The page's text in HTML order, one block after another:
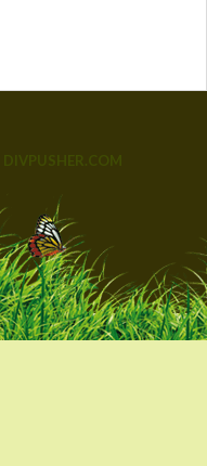
DIVPUSHER.COM